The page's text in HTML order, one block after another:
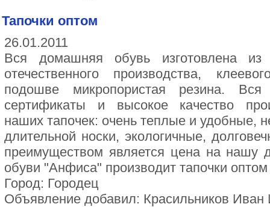
Тапочки оптом
26.01.2011
Вся домашняя обувь изготовлена из
отечественного производства,
подошве микропористая резина.
сертификаты и высокое качество
наших тапочек: очень теплые и удобные,
длительной носки, экологичные,
преимуществом является цена на
обуви "Анфиса" производит тапочки
Город: Городец
Объявление добавил: Красильников Иван